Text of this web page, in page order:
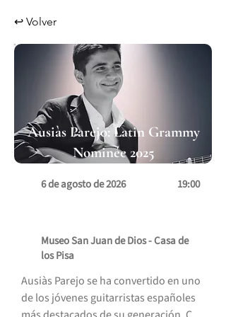
↩ Volver
6 de agosto de 2026 19:00
Museo San Juan de Dios - Casa de
los Pisa
Ausiàs Parejo se ha convertido en uno
de los jóvenes guitarristas españoles
Ausiàs Parejo: Latin Grammy
Nominée 2025